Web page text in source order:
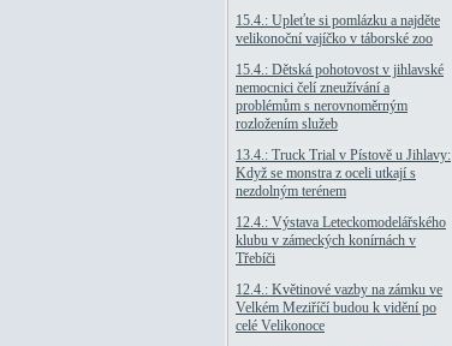
15.4.: Upleťte si pomlázku a najděte
velikonoční vajíčko v táborské zoo
15.4.: Dětská pohotovost v jihlavské
nemocnici čelí zneužívání a
problémům s nerovnoměrným
rozložením služeb
13.4.: Truck Trial v Pístově u Jihlavy:
Když se monstra z oceli utkají s
nezdolným terénem
12.4.: Výstava Leteckomodelářského
klubu v zámeckých konírnách v
Třebíči
12.4.: Květinové vazby na zámku ve
Velkém Meziříčí budou k vidění po
celé Velikonoce